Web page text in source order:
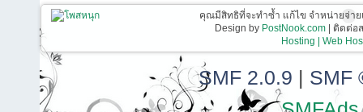
คุณมีสิทธิที่จะทำซ้ำ แก้ไข จำหน่ายจ่า
Design by PostNook.com| ติดต่อส
Hosting | Web
SMF 2.0.9 | SMF